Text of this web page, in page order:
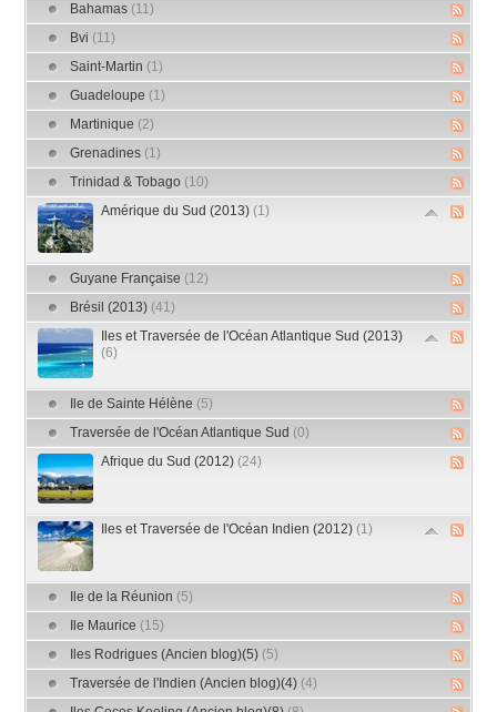
Bahamas (11)
Bvi (11)
Saint-Martin (1)
Guadeloupe (1)
Martinique (2)
Grenadines (1)
Trinidad & Tobago (10)
Amérique du Sud (2013) (1)
Guyane Française (12)
Brésil (2013) (41)
Iles et Traversée de l'Océan Atlantique Sud (2013)
(6)
Ile de Sainte Hélène (5)
Traversée de l'Océan Atlantique Sud (0)
Afrique du Sud (2012) (24)
Iles et Traversée de l'Océan Indien (2012) (1)
Ile de la Réunion (5)
Ile Maurice (15)
Iles Rodrigues (Ancien blog)(5) (5)
Traversée de l'Indien (Ancien blog)(4) (4)